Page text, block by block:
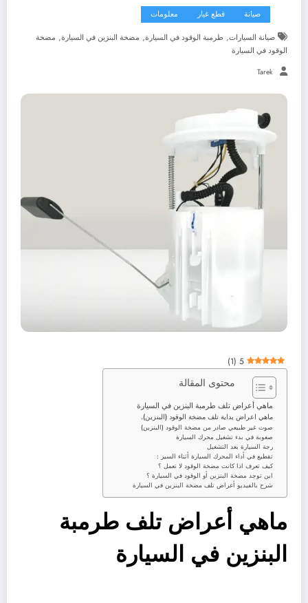
صيانة قطع غيار معلومات
صيانة السيارات, طرمبة الوقود في السيارة, مضخة البنزين في السيارة, مضخة
الوقود في السيارة
Tarek
5
(
1
)
محتوى المقالة
ماهي أعراض تلف طرمبة البنزين في السيارة
ماهي اعراض بداية تلف مضخة الوقود (البنزين).
صوت غير طبيعي صادر من مضخة الوقود (البنزين)
صعوبة في بدء تشغيل محرك السيارة
رجة السيارة بعد التشغيل
تقطيع في أداء المحرك السيارة أثناء السير :
كيف تعرف اذا كانت مضخة الوقود لا تعمل ؟
اين توجد مضخة البنزين أو الوقود في السيارة ؟
شرح بالفيديو أعراض تلف مضخة البنزين في السيارة
ماهي أعراض تلف طرمبة
البنزين في السيارة